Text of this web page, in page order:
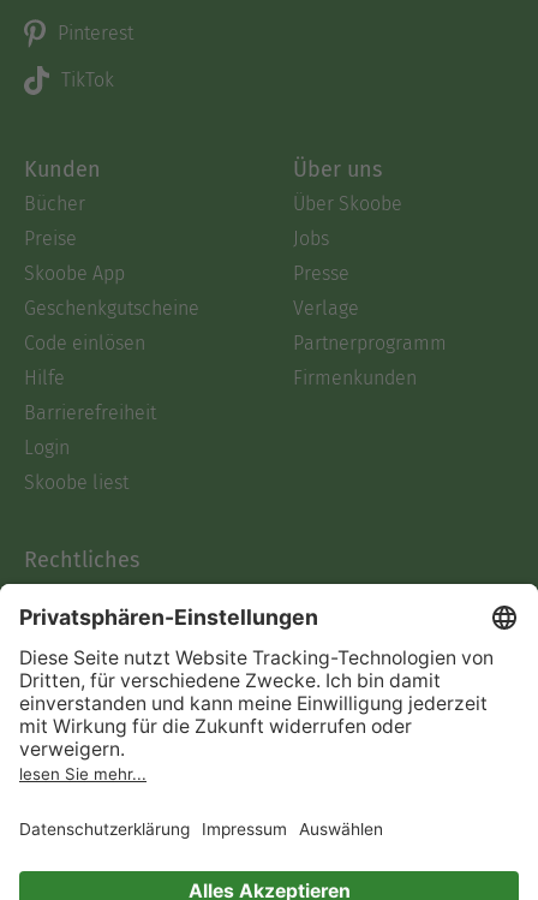
Pinterest
TikTok
Kunden
Bücher
Preise
Skoobe App
Geschenkgutscheine
Code einlösen
Hilfe
Barrierefreiheit
Login
Skoobe liest
Über uns
Über Skoobe
Jobs
Presse
Verlage
Partnerprogramm
Firmenkunden
Rechtliches
AGB
Informationen nach Data
Act
Verträge hier kündigen
Impressum